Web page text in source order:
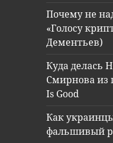
Почему не
«Голосу
Дементьев)
Куда делась
Смирнова
Is Good
Как
фальшивый